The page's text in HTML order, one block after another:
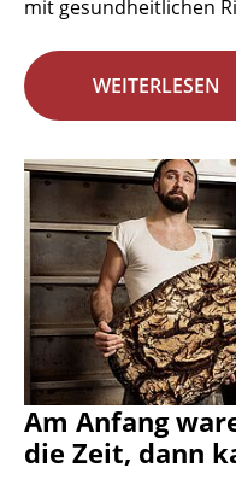
mit gesundheitlichen
WEITERLESEN
Am Anfang
die Zeit, dann